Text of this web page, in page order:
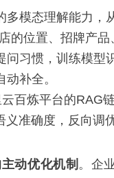
多模态理解能力
的位置、招牌产
习惯，训练模型
补全。
百炼平台的RAG
准确度，反向调
动优化机制 。企